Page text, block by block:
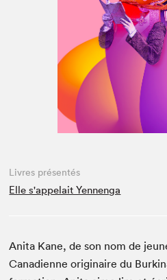
Espace médias
Livres présentés
Elle s'appelait Yennenga
Anita Kane, de son nom de
Canadienne originaire du